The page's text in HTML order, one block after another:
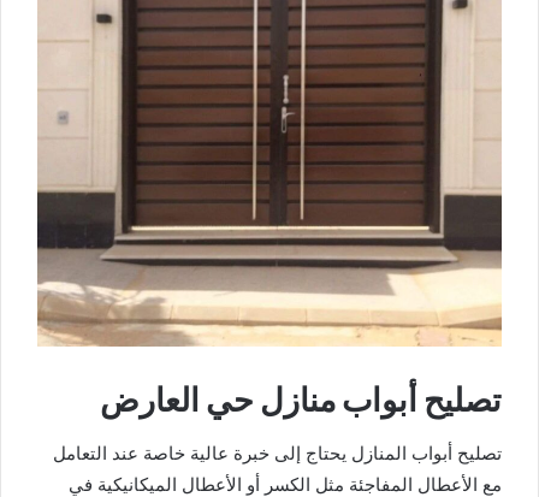
تصليح أبواب منازل حي العارض
تصليح أبواب المنازل يحتاج إلى خبرة عالية خاصة عند التعامل
مع الأعطال المفاجئة مثل الكسر أو الأعطال الميكانيكية في